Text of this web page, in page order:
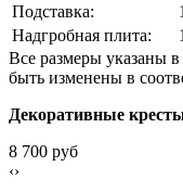
Подставка:
Надгробная плита:
Все размеры указаны
быть изменены в
Декоративные
8 700 руб
‹›